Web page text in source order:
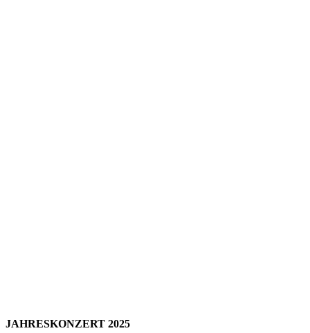
JAHRESKONZERT 2025